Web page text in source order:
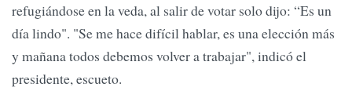
refugiándose en la veda, al salir de votar solo dijo: “Es un
día lindo". "Se me hace difícil hablar, es una elección más
y mañana todos debemos volver a trabajar", indicó el
presidente, escueto.